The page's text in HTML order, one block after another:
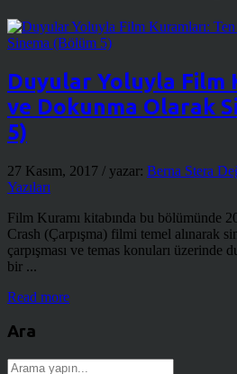
Duyular Yoluyla Film
ve Dokunma Olarak
5)
27 Kasım, 2017 / yazar: Berna Stera
Yazıları
Film Kuramı kitabında bu bölümünde
Crash (Çarpışma) filmi temel alınarak
çarpışması ve temas konuları üzerinde
bir ...
Read more
Ara